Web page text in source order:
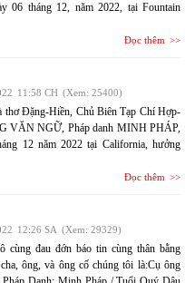
06 tháng 12, năm 2022, tại Fountain
Đọc thêm
11:58 CH (Xem: 25400)
thơ Đặng-Hiền, Chủ Biên Tạp Chí Hợp-
VĂN NGỮ, Pháp danh MINH PHÁP,
12 năm 2022 tại California, hưởng
Đọc thêm
12:26 SA (Xem: 29329)
cùng đau đớn báo tin cùng thân bằng
ông, và ông cố chúng tôi là:Cụ ông